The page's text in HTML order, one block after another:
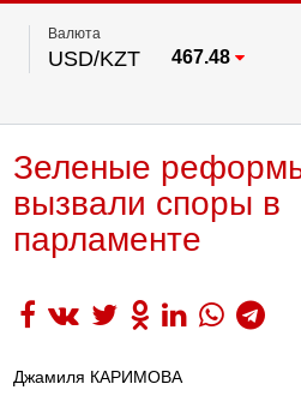
Валюта
USD/KZT 467.48
Зеленые
вызвали споры в
парламенте
Джамиля КАРИМОВА